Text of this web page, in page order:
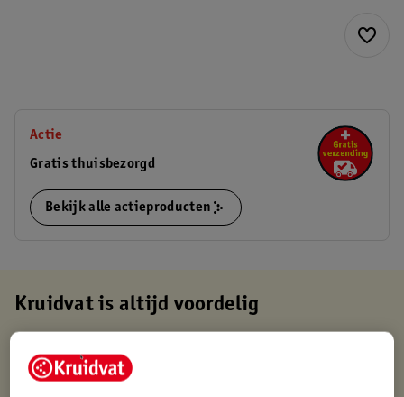
Actie
Gratis thuisbezorgd
Bekijk alle actieproducten
Kruidvat is altijd voordelig
Op werkdagen voor 22:00 uur besteld, volgende dag in huis